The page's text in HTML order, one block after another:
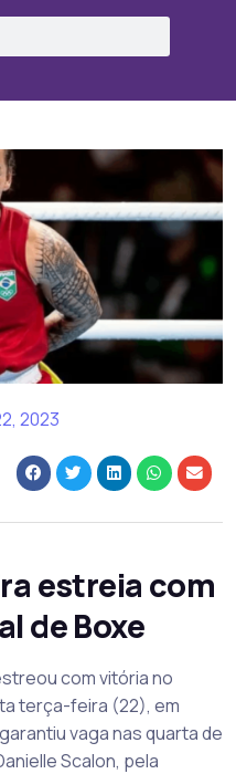
2023
estreia com
de Boxe
com vitória no
terça-feira (22), em
vaga nas quarta de
Scalon, pela